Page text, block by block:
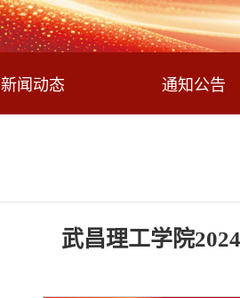
新闻动态 通知公告
武昌理工学院